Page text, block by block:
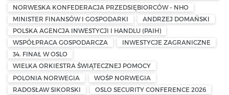
NORWESKA KONFEDERACJA PRZEDSIĘBIORCÓW – NHO
MINISTER FINANSÓW I GOSPODARKI
ANDRZEJ DOMAŃSKI
POLSKA AGENCJA INWESTYCJI I HANDLU (PAIH)
WSPÓŁPRACA GOSPODARCZA
INWESTYCJE ZAGRANICZNE
34. FINAŁ W OSLO
WIELKA ORKIESTRA ŚWIĄTECZNEJ POMOCY
POLONIA NORWEGIA
WOŚP NORWEGIA
RADOSŁAW SIKORSKI
OSLO SECURITY CONFERENCE 2026